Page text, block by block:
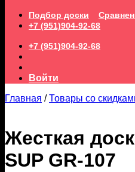
Подбор доски
+7 (951)904-92-68
+7 (951)904-92-68
Войти
Главная / Товары со
Жесткая
SUP GR-107